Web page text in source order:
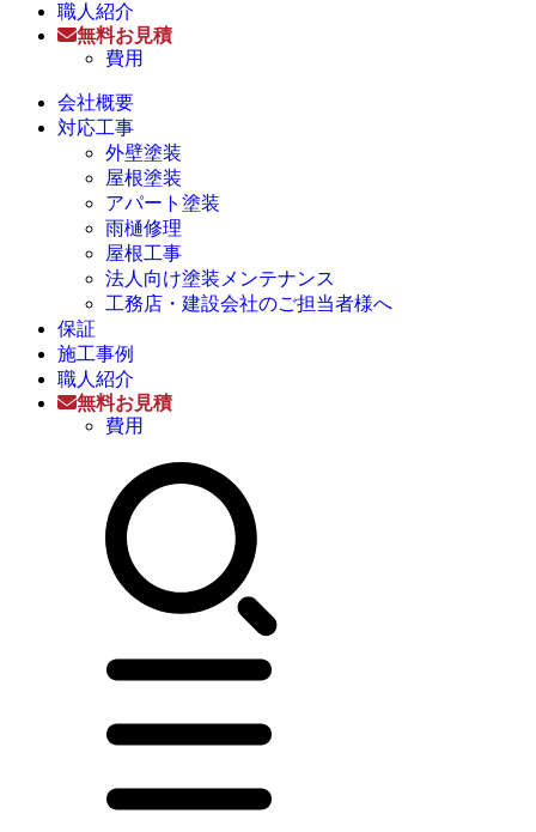
職人紹介
無料お見積
費用
会社概要
対応工事
外壁塗装
屋根塗装
アパート塗装
雨樋修理
屋根工事
法人向け塗装メンテナンス
工務店・建設会社のご担当者様へ
保証
施工事例
職人紹介
無料お見積
費用